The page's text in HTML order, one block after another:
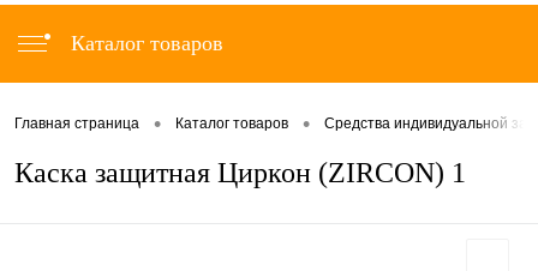
Каталог товаров
Главная страница • Каталог товаров • Средства индивидуальной
Каска защитная Циркон (ZIRCON) 1